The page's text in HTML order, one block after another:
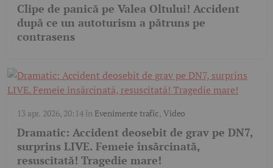
Clipe de panică pe Valea Oltului! Accident
după ce un autoturism a pătruns pe
contrasens
13 apr. 2026, 20:14în Evenimente trafic, Video
Dramatic: Accident deosebit de grav pe DN7,
surprins LIVE. Femeie însărcinată,
resuscitată! Tragedie mare!